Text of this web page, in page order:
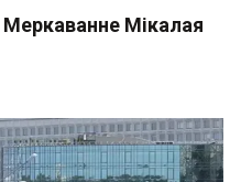
Мікалая